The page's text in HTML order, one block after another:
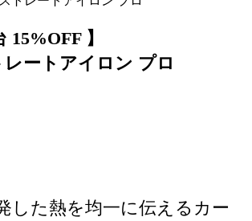
15%OFF 】
レートアイロン プロ
した熱を均一に伝えるカー